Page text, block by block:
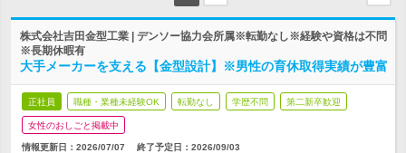
株式会社吉田金型工業 | デンソー協力会所属※転勤なし※経験や資格は不問
※長期休暇有
大手メーカーを支える【金型設計】※男性の育休取得実績が豊富
正社員 職種・業種未経験OK 転勤なし 学歴不問 第二新卒歓迎
女性のおしごと掲載中
情報更新日：2026/07/07 終了予定日： 2026/09/03